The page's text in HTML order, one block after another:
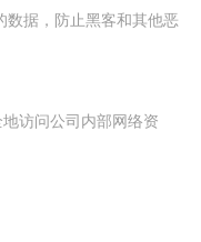
据，防止黑客和其他恶
访问公司内部网络资